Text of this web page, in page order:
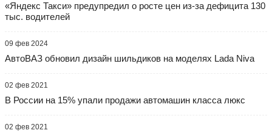
«Яндекс Такси» предупредил о росте цен из-за дефицита 130
тыс. водителей
09 фев 2024
АвтоВАЗ обновил дизайн шильдиков на моделях Lada Niva
02 фев 2021
В России на 15% упали продажи автомашин класса люкс
02 фев 2021